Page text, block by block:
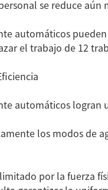
tubos
Ver
se reduce
automáticos
el trabajo de 12
automáticos logran
los modos de
por la fuerza